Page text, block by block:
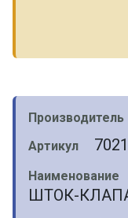
Производитель
Артикул
Наименование
ШТОК-